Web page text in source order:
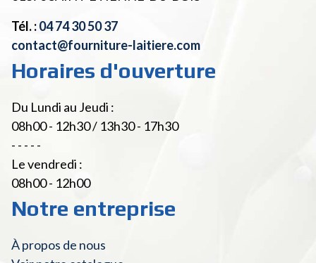
Tél. :04 74 30 50 37
contact@fourniture-laitiere.com
Horaires d'ouverture
Du Lundi au Jeudi :
08h00 - 12h30 / 13h30 - 17h30
- - - - -
Le vendredi :
08h00 - 12h00
Notre entreprise
À propos de nous